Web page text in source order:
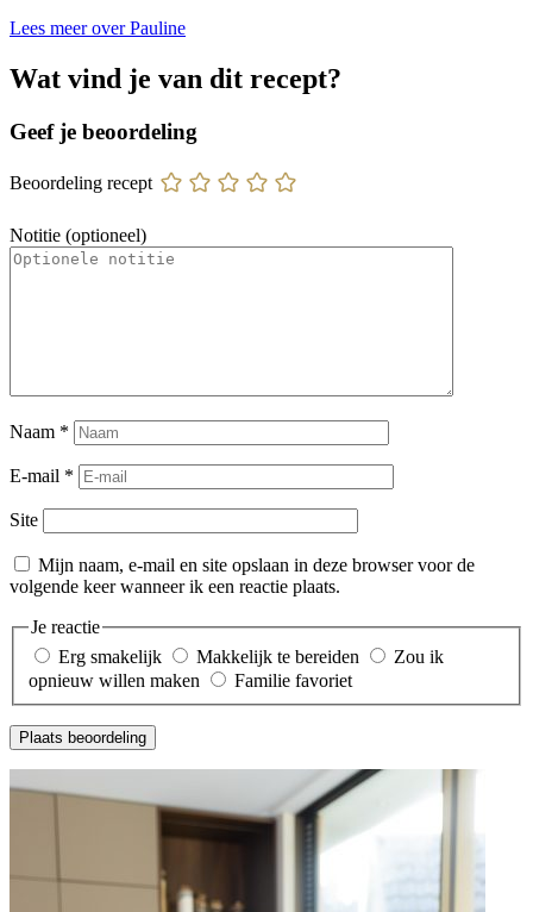
Lees meer over Pauline
Wat vind je van dit recept?
Geef je beoordeling
Beoordeling recept
Notitie (optioneel)
Naam *
E-mail *
Site
Mijn naam, e-mail en site opslaan in deze browser voor de
volgende keer wanneer ik een reactie plaats.
Je reactie
Erg smakelijk
Makkelijk te bereiden
Zou ik
opnieuw willen maken
Familie favoriet
Plaats beoordeling